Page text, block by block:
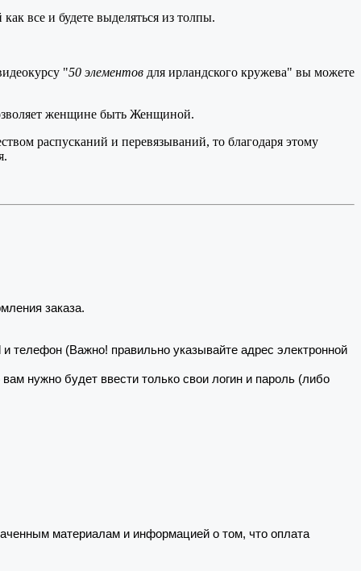
все и будете выделяться из толпы.
"50 элементов для ирландского кружева" вы можете
женщине быть Женщиной.
распусканий и перевязываний, то благодаря этому
заказа.
телефон (Важно! правильно указывайте адрес электронной
вам нужно будет ввести только свои логин и пароль (либо
материалам и информацией о том, что оплата